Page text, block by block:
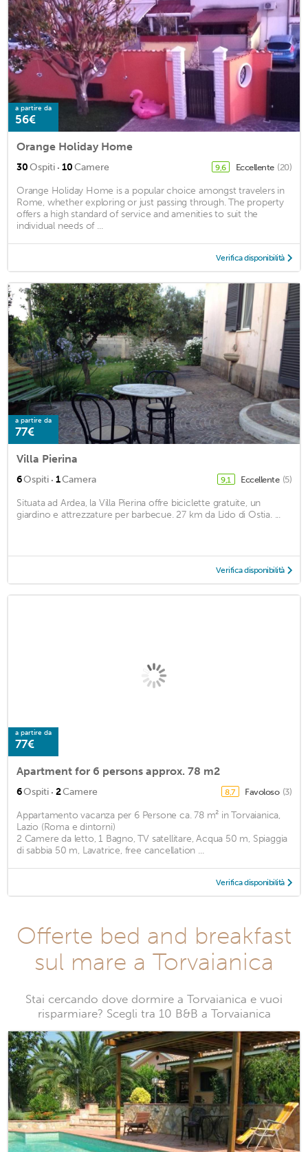
a partire da
56€
Orange Holiday Home
30Ospiti · 10Camere 9,6 Eccellente (20)
Orange Holiday Home is a popular choice amongst travelers in
Rome, whether exploring or just passing through. The property
offers a high standard of service and amenities to suit the
individual needs of ...
Verifica disponibilità
a partire da
77€
Villa Pierina
6Ospiti · 1Camera 9,1 Eccellente (5)
Situata ad Ardea, la Villa Pierina offre biciclette gratuite, un
giardino e attrezzature per barbecue. 27 km da Lido di Ostia. ...
Verifica disponibilità
a partire da
77€
Apartment for 6 persons approx. 78 m2
6Ospiti · 2Camere 8,7 Favoloso (3)
Appartamento vacanza per 6 Persone ca. 78 m² in Torvaianica,
Lazio (Roma e dintorni)
2 Camere da letto, 1 Bagno, TV satellitare, Acqua 50 m, Spiaggia
di sabbia 50 m, Lavatrice, free cancellation ...
Verifica disponibilità
Offerte bed and breakfast
sul mare a Torvaianica
Stai cercando dove dormire a Torvaianica e vuoi
risparmiare? Scegli tra 10 B&B a Torvaianica